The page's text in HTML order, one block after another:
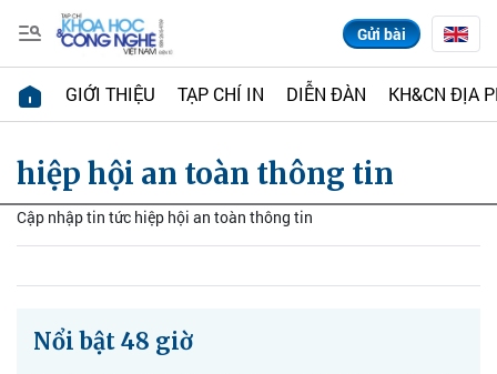
Gửi bài
GIỚI THIỆU TẠP CHÍ IN DIỄN ĐÀN KH&CN ĐỊA
hiệp hội an toàn thông tin
Cập nhập tin tức hiệp hội an toàn thông tin
Nổi bật 48 giờ